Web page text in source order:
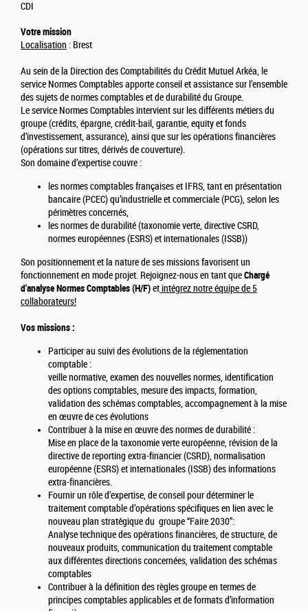
CDI
Votre mission
Localisation : Brest
Au sein de la Direction des Comptabilités du Crédit Mutuel Arkéa, le
service Normes Comptables apporte conseil et assistance sur l’ensemble
des sujets de normes comptables et de durabilité du Groupe.
Le service Normes Comptables intervient sur les différents métiers du
groupe (crédits, épargne, crédit-bail, garantie, equity et fonds
d’investissement, assurance), ainsi que sur les opérations financières
(opérations sur titres, dérivés de couverture).
Son domaine d’expertise couvre :
les normes comptables françaises et IFRS, tant en présentation
bancaire (PCEC) qu’industrielle et commerciale (PCG), selon les
périmètres concernés,
les normes de durabilité (taxonomie verte, directive CSRD,
normes européennes (ESRS) et internationales (ISSB))
Son positionnement et la nature de ses missions favorisent un
fonctionnement en mode projet. Rejoignez-nous en tant queChargé
d'analyse Normes Comptables (H/F)etintégrez notre équipe de 5
collaborateurs!
Vos missions :
Participer au suivi des évolutions de la réglementation
comptable :
veille normative, examen des nouvelles normes, identification
des options comptables, mesure des impacts, formation,
validation des schémas comptables, accompagnement à la mise
en œuvre de ces évolutions
Contribuer à la mise en œuvre des normes de durabilité :
Mise en place de la taxonomie verte européenne, révision de la
directive de reporting extra-financier (CSRD), normalisation
européenne (ESRS) et internationales (ISSB) des informations
extra-financières.
Fournir un rôle d’expertise, de conseil pour déterminer le
traitement comptable d’opérations spécifiques en lien avec le
nouveau plan stratégique du groupe “Faire 2030”:
Analyse technique des opérations financières, de structure, de
nouveaux produits, communication du traitement comptable
aux différentes directions concernées, validation des schémas
comptables
Contribuer à la définition des règles groupe en termes de
principes comptables applicables et de formats d’information